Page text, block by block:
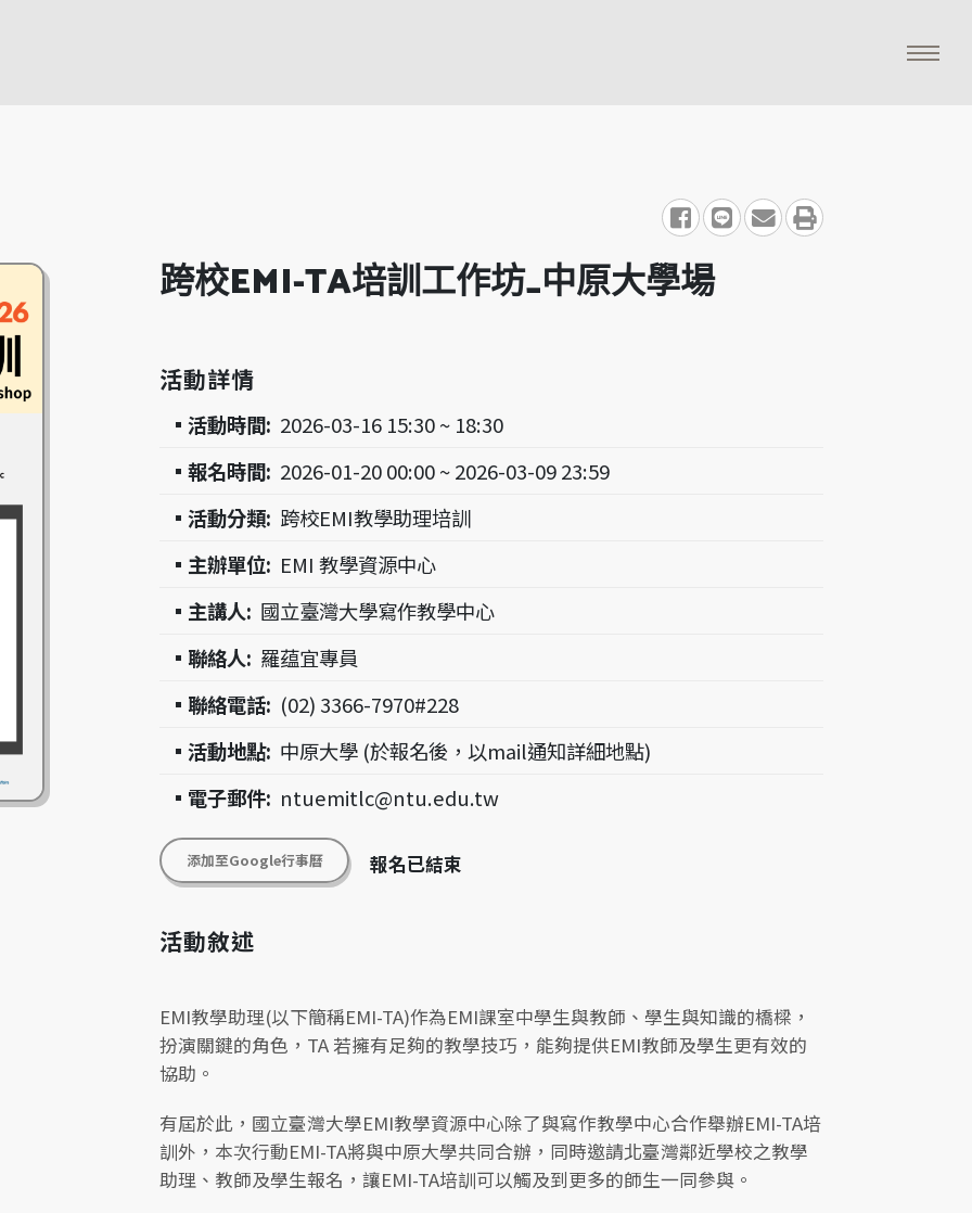
share to facebook
share to line
share to email
print
跨校EMI-TA培訓工作坊_中原大學場
活動詳情
▪活動時間: 2026-03-16 15:30 ~ 18:30
▪報名時間: 2026-01-20 00:00 ~ 2026-03-09 23:59
▪活動分類: 跨校EMI教學助理培訓
▪主辦單位: EMI 教學資源中心
▪主講人: 國立臺灣大學寫作教學中心
▪聯絡人: 羅蕴宜專員
▪聯絡電話: (02) 3366-7970#228
▪活動地點: 中原大學 (於報名後，以mail通知詳細地點)
▪電子郵件: ntuemitlc@ntu.edu.tw
添加至Google行事曆 報名已結束
活動敘述
EMI教學助理(以下簡稱EMI-TA)作為EMI課室中學生與教師、學生與知識的橋樑，
扮演關鍵的角色，TA 若擁有足夠的教學技巧，能夠提供EMI教師及學生更有效的
協助。
有屆於此，國立臺灣大學EMI教學資源中心除了與寫作教學中心合作舉辦EMI-TA培
訓外，本次行動EMI-TA將與中原大學共同合辦，同時邀請北臺灣鄰近學校之教學
助理、教師及學生報名，讓EMI-TA培訓可以觸及到更多的師生一同參與。